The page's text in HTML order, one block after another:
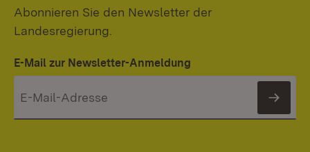
Abonnieren Sie den Newsletter der
Landesregierung.
E-Mail zur Newsletter-Anmeldung